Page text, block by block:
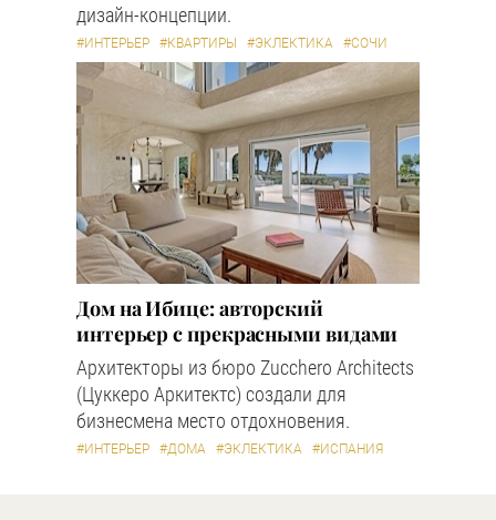
дизайн-концепции.
#ИНТЕРЬЕР #КВАРТИРЫ #ЭКЛЕКТИКА #СОЧИ
Дом на Ибице: авторский
интерьер с прекрасными видами
Архитекторы из бюро Zucchero Architects
(Цуккеро Аркитектс) создали для
бизнесмена место отдохновения.
#ИНТЕРЬЕР #ДОМА #ЭКЛЕКТИКА #ИСПАНИЯ